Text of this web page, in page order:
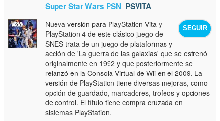
Super Star Wars PSN PSVITA
SEGUIR
Nueva versión para PlayStation Vita y
PlayStation 4 de este clásico juego de
SNES trata de un juego de plataformas y
acción de 'La guerra de las galaxias' que se estrenó
originalmente en 1992 y que posteriormente se
relanzó en la Consola Virtual de Wii en el 2009. La
versión de PlayStation tiene diversas mejoras, como
opción de guardado, marcadores, trofeos y opciones
de control. El título tiene compra cruzada en
sistemas PlayStation.